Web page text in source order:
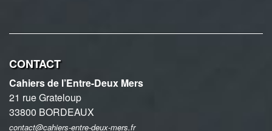
CONTACT
Cahiers de l’Entre-Deux Mers
21 rue Grateloup
33800 BORDEAUX
contact@cahiers-entre-deux-mers.fr